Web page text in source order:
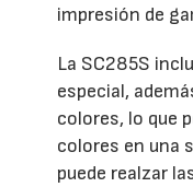
impresión de
La SC285S
especial,
colores, lo que
colores en una
puede realzar